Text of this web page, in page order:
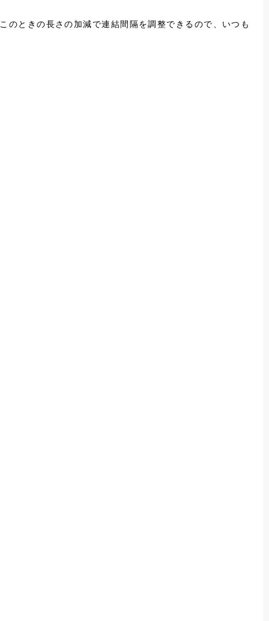
ときの長さの加減で連結間隔を調整できるので、いつも